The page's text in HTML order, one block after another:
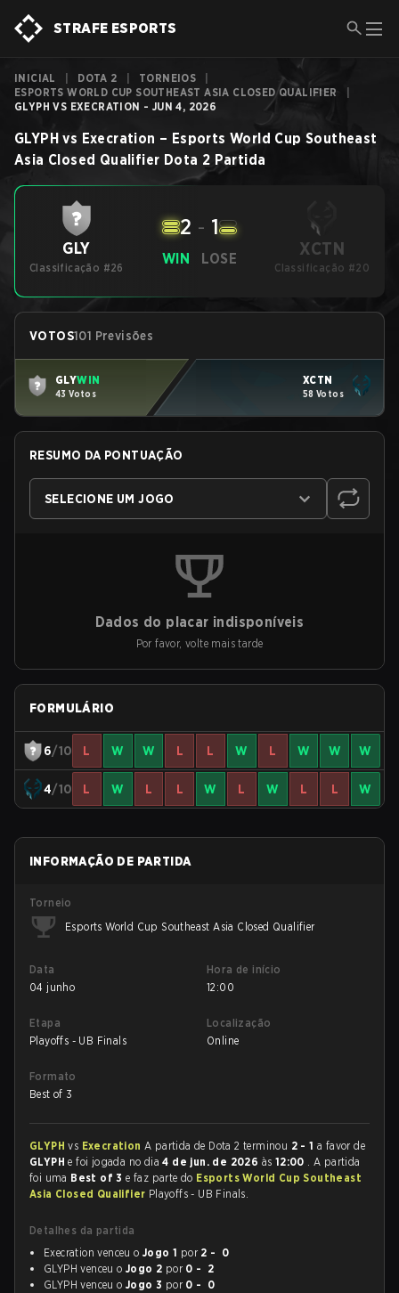
STRAFE ESPORTS
INICIAL DOTA 2 TORNEIOS
ESPORTS WORLD CUP SOUTHEAST ASIA CLOSED QUALIFIER
GLYPH VS EXECRATION - JUN 4, 2026
GLYPH vs Execration – Esports World Cup Southeast
Asia Closed Qualifier Dota 2 Partida
GLY
Classificação #26
WIN
2 - 1
LOSE XCTN
Classificação #20
VOTOS101 Previsões
GLYWIN
43 Votos
XCTN
58 Votos
RESUMO DA PONTUAÇÃO
SELECIONE UM JOGO
Dados do placar indisponíveis
Por favor, volte mais tarde
FORMULÁRIO
6/10 L W W L L W L W W W
4/10 L W L L W L W L L W
INFORMAÇÃO DE PARTIDA
Torneio
Esports World Cup Southeast Asia Closed Qualifier
Data
04 junho
Hora de início
12:00
Etapa
Playoffs - UB Finals
Localização
Online
Formato
Best of 3
GLYPHvs ExecrationA partida de Dota 2 terminou 2 - 1 a favor de
GLYPHe foi jogada no dia4 de jun. de 2026 às 12:00 . A partida
foi uma Best of 3e faz parte do Esports World Cup Southeast
Asia Closed Qualifier Playoffs - UB Finals.
Detalhes da partida
Execration venceu o Jogo 1 por 2 - 0
GLYPH venceu o Jogo 2 por 0 - 2
GLYPH venceu o Jogo 3 por 0 - 0